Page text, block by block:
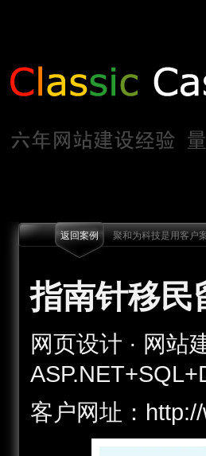
返回案例聚和为科技是用客户案
指南针移民
网页设计 · 网站
客户网址：